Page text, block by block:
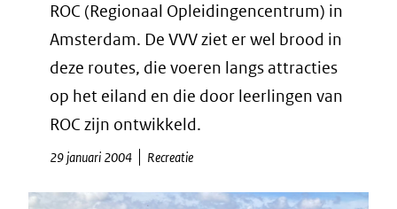
ROC (Regionaal Opleidingencentrum) in
Amsterdam. De VVV ziet er wel brood in
deze routes, die voeren langs attracties
op het eiland en die door leerlingen van
ROC zijn ontwikkeld.
29 januari 2004 Recreatie